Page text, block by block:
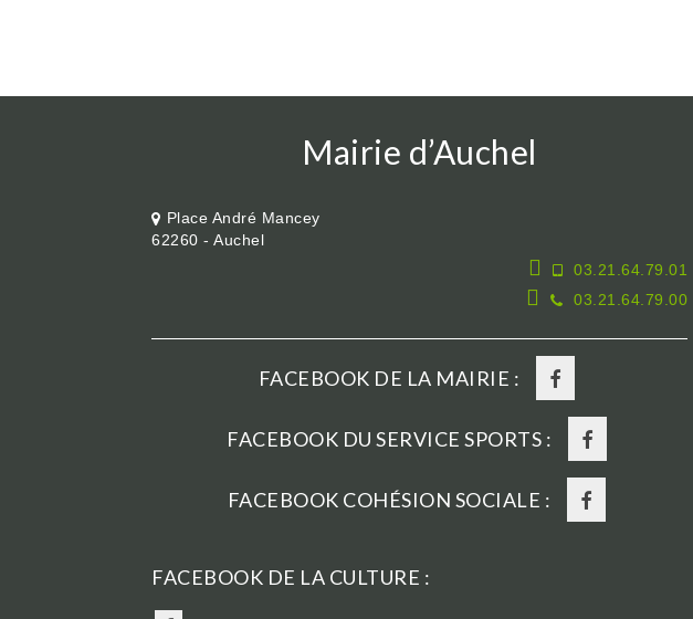
Mairie d’Auchel
Place André Mancey
62260 - Auchel
03.21.64.79.01
03.21.64.79.00
FACEBOOK DE LA MAIRIE :
FACEBOOK DU SERVICE SPORTS :
FACEBOOK COHÉSION SOCIALE :
FACEBOOK DE LA CULTURE :